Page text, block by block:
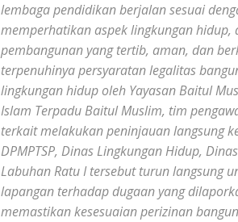
lembaga pendidikan berjalan sesuai
memperhatikan aspek lingkungan
pembangunan yang tertib, aman, dan
terpenuhinya persyaratan legalitas
lingkungan hidup oleh Yayasan Baitul
Islam Terpadu Baitul Muslim, tim
terkait melakukan peninjauan langsung
DPMPTSP, Dinas Lingkungan Hidup,
Labuhan Ratu I tersebut turun langsung
lapangan terhadap dugaan yang
memastikan kesesuaian perizinan